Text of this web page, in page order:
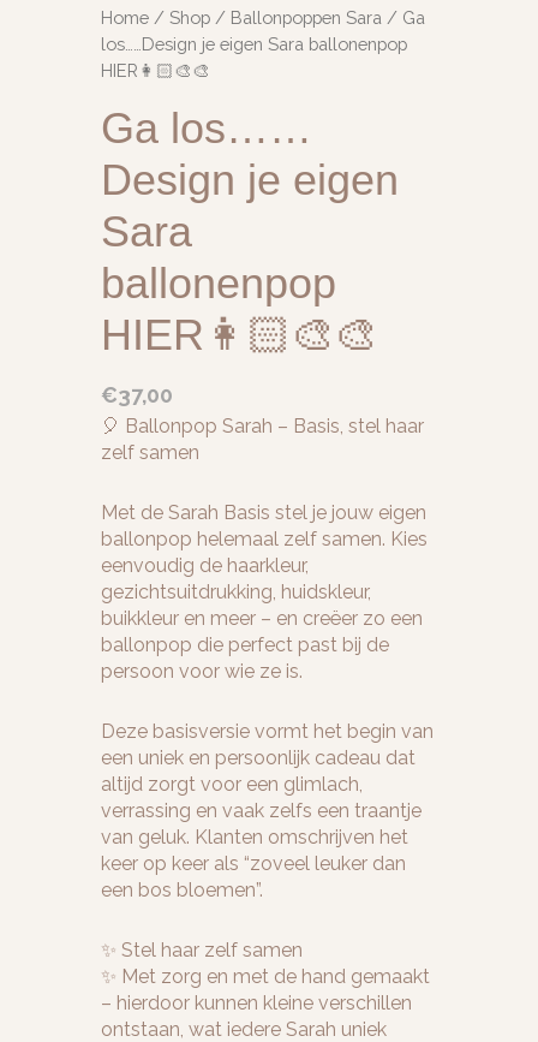
Home / Shop / Ballonpoppen Sara / Ga
los……Design je eigen Sara ballonenpop
HIER👩🏻‍🎨🎨
Ga los……
Design je eigen
Sara
ballonenpop
HIER👩🏻‍🎨🎨
€37,00
🎈 Ballonpop Sarah – Basis, stel haar
zelf samen
Met de Sarah Basis stel je jouw eigen
ballonpop helemaal zelf samen. Kies
eenvoudig de haarkleur,
gezichtsuitdrukking, huidskleur,
buikkleur en meer – en creëer zo een
ballonpop die perfect past bij de
persoon voor wie ze is.
Deze basisversie vormt het begin van
een uniek en persoonlijk cadeau dat
altijd zorgt voor een glimlach,
verrassing en vaak zelfs een traantje
van geluk. Klanten omschrijven het
keer op keer als “zoveel leuker dan
een bos bloemen”.
✨ Stel haar zelf samen
✨ Met zorg en met de hand gemaakt
– hierdoor kunnen kleine verschillen
ontstaan, wat iedere Sarah uniek